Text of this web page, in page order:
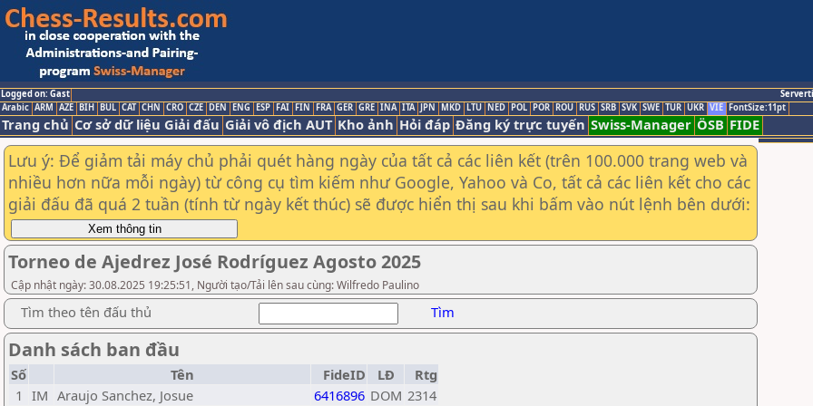
Logged on: Gast
Arabic ARM AZE BIH BUL CAT CHN CRO CZE DEN ENG ESP FAI FIN FRA GER GRE INA ITA JPN MKD LTU NED POL POR ROU RUS SRB SVK SWE TUR UKR VIE FontSize:11pt
Trang chủ Cơ sở dữ liệu Giải đấu Giải vô địch AUT Kho ảnh Hỏi đáp Đăng ký trực tuyến Swiss-Manager ÖSB FIDE
Lưu ý: Để giảm tải máy chủ phải quét hàng ngày của tất cả các liên kết (trên 100.000 trang web và
nhiều hơn nữa mỗi ngày) từ công cụ tìm kiếm như Google, Yahoo và Co, tất cả các liên kết cho các
giải đấu đã quá 2 tuần (tính từ ngày kết thúc) sẽ được hiển thị sau khi bấm vào nút lệnh bên dưới:
Torneo de Ajedrez José Rodríguez Agosto 2025
Cập nhật ngày: 30.08.2025 19:25:51, Người tạo/Tải lên sau cùng: Wilfredo Paulino
Tìm theo tên đấu thủ Tìm
Danh sách ban đầu
Số Tên FideID LĐ
Rtg
1 IM Araujo Sanchez, Josue 6416896 DOM 2314